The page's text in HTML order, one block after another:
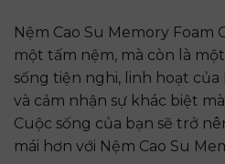
Nệm Cao Su Memory Foam
một tấm nệm, mà còn là
sống tiện nghi, linh hoạt của
và cảm nhận sự khác biệt
Cuộc sống của bạn sẽ trở
mái hơn với Nệm Cao Su